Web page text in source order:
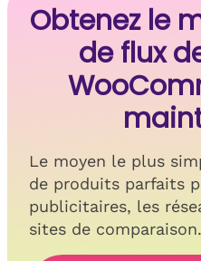
Obtenez le
de flux
Le moyen le plus
de produits parfaits
publicitaires, les
sites de comparaison.